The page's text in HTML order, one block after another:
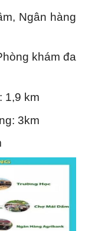
Ngân hàng
khám đa
1,9 km
3km